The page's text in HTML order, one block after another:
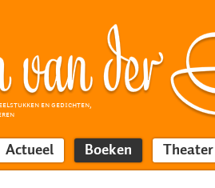
EN GEDICHTEN,
Actueel Boeken Theater